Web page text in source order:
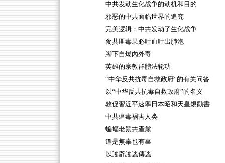
中共发动生化战争的动机和目的
邪恶的中共面临世界的追究
完美逻辑：中共发动了生化战争
食共匪毒果必吐血吐出肺泡
腳下自爆內外毒
英雄的宗教群體法轮功
“中华反共抗毒自救政府”的有关问答
以“中华反共抗毒自救政府”的名义
敦促習近平速學日本昭和天皇規勸書
中共瘟毒祸害人类
蝙蝠老鼠共產黨
道是無辜也有辜
以謠辟謠謠傳謠